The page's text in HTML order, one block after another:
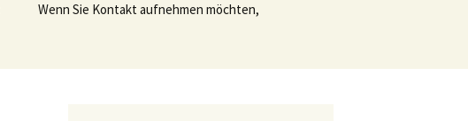
Wenn Sie Kontakt aufnehmen möchten,